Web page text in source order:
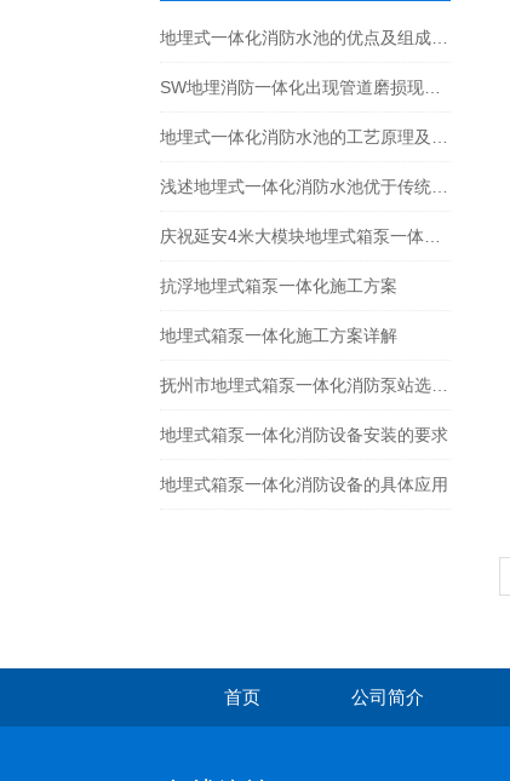
抗浮地埋式箱泵一体化施工方案
地埋式箱泵一体化施工方案详解
地埋式箱泵一体化消防设备安装的要求
地埋式箱泵一体化消防设备的具体应用
首页 公司简介